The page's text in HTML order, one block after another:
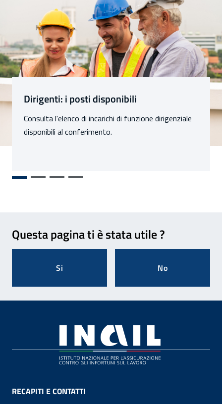
Sezioni
Dirigenti: i posti disponibili
Consulta l'elenco di incarichi di funzione dirigenziale
disponibili al conferimento.
Questa pagina ti è stata utile ?
Si No
RECAPITI E CONTATTI